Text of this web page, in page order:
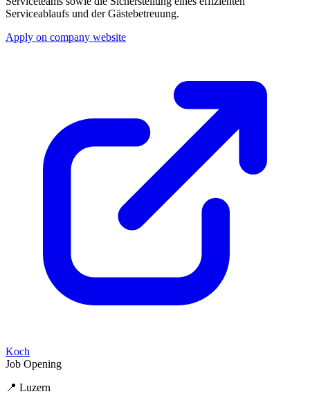
Serviceablaufs und der Gästebetreuung.
Apply on company website
Koch
Job Opening
📍 Luzern